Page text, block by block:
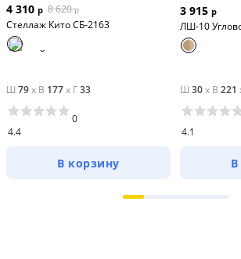
4 310 р 8 620 р
Стеллаж Кито СБ-2163
Ш 79x В 177x Г33
4.4
0
В корзину
3 915 р
ЛШ-10
Ш 30x В 221
4.1